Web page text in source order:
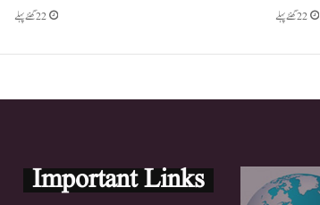
22 گھنٹے پہلے 22 گھنٹے پہلے
Important Links